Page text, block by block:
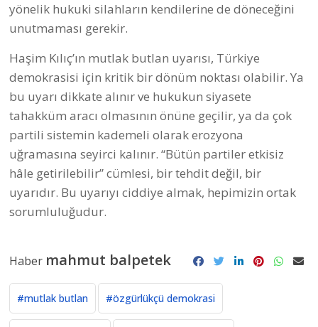
yönelik hukuki silahların kendilerine de döneceğini
unutmaması gerekir.
Haşim Kılıç’ın mutlak butlan uyarısı, Türkiye
demokrasisi için kritik bir dönüm noktası olabilir. Ya
bu uyarı dikkate alınır ve hukukun siyasete
tahakküm aracı olmasının önüne geçilir, ya da çok
partili sistemin kademeli olarak erozyona
uğramasına seyirci kalınır. “Bütün partiler etkisiz
hâle getirilebilir” cümlesi, bir tehdit değil, bir
uyarıdır. Bu uyarıyı ciddiye almak, hepimizin ortak
sorumluluğudur.
Haber mahmut balpetek
#mutlak butlan #özgürlükçü demokrasi